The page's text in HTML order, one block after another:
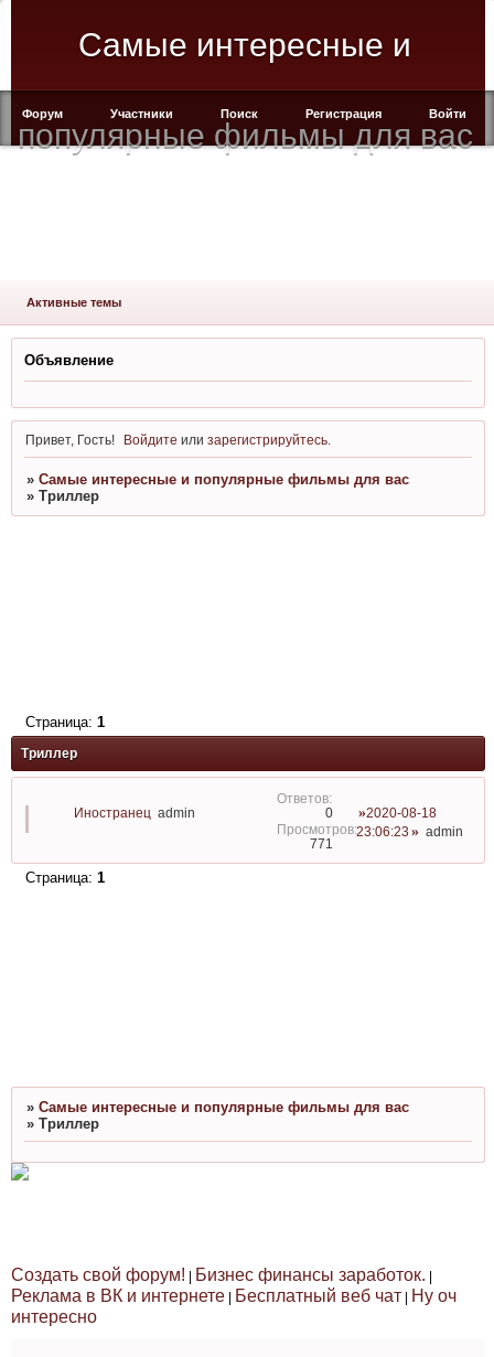
Cамые интересные и
популярные фильмы для вас
Форум Участники Поиск Регистрация Войти
Активные темы
Объявление
Привет, Гость! Войдите илизарегистрируйтесь
» Cамые интересные и популярные фильмы для вас
» Триллер
Триллер
Страница: 1
Иностранец admin 0
771
2020-08-18
23:06:23
admin
Страница: 1
» Cамые интересные и популярные фильмы для вас
» Триллер
Создать свой форум! | Бизнес финансы заработок. |
Реклама в ВК и интернете | Бесплатный веб чат | Ну оч
интересно